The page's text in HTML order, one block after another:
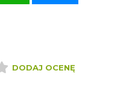
DODAJ OCENĘ